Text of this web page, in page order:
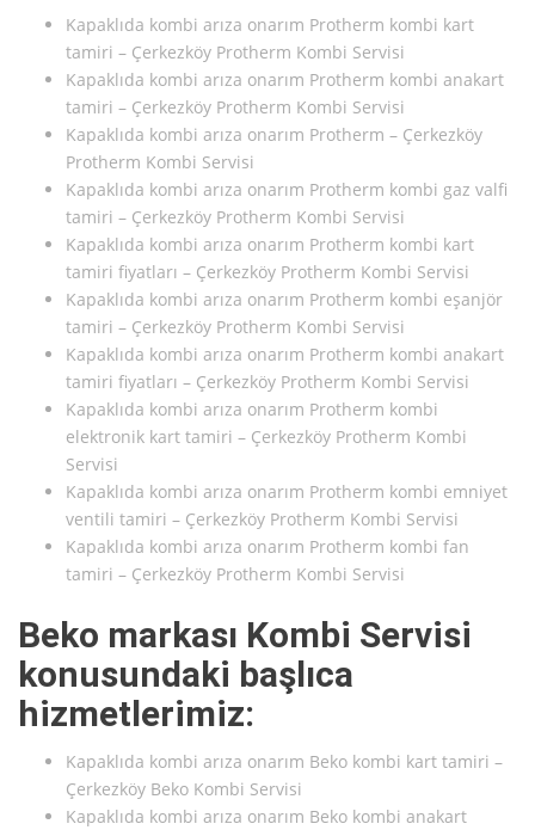
Kapaklıda kombi arıza onarım Protherm kombi kart
tamiri – Çerkezköy Protherm Kombi Servisi
Kapaklıda kombi arıza onarım Protherm kombi anakart
tamiri – Çerkezköy Protherm Kombi Servisi
Kapaklıda kombi arıza onarım Protherm – Çerkezköy
Protherm Kombi Servisi
Kapaklıda kombi arıza onarım Protherm kombi gaz valfi
tamiri – Çerkezköy Protherm Kombi Servisi
Kapaklıda kombi arıza onarım Protherm kombi kart
tamiri fiyatları – Çerkezköy Protherm Kombi Servisi
Kapaklıda kombi arıza onarım Protherm kombi eşanjör
tamiri – Çerkezköy Protherm Kombi Servisi
Kapaklıda kombi arıza onarım Protherm kombi anakart
tamiri fiyatları – Çerkezköy Protherm Kombi Servisi
Kapaklıda kombi arıza onarım Protherm kombi
elektronik kart tamiri – Çerkezköy Protherm Kombi
Servisi
Kapaklıda kombi arıza onarım Protherm kombi emniyet
ventili tamiri – Çerkezköy Protherm Kombi Servisi
Kapaklıda kombi arıza onarım Protherm kombi fan
tamiri – Çerkezköy Protherm Kombi Servisi
Beko markası Kombi Servisi
konusundaki başlıca
hizmetlerimiz:
Kapaklıda kombi arıza onarım Beko kombi kart tamiri –
Çerkezköy Beko Kombi Servisi
Kapaklıda kombi arıza onarım Beko kombi anakart